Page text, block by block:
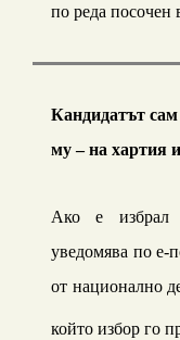
по реда посочен
Кандидатът сам
му – на хартия
Ако е избрал
уведомява по е-
от национално
който избор го